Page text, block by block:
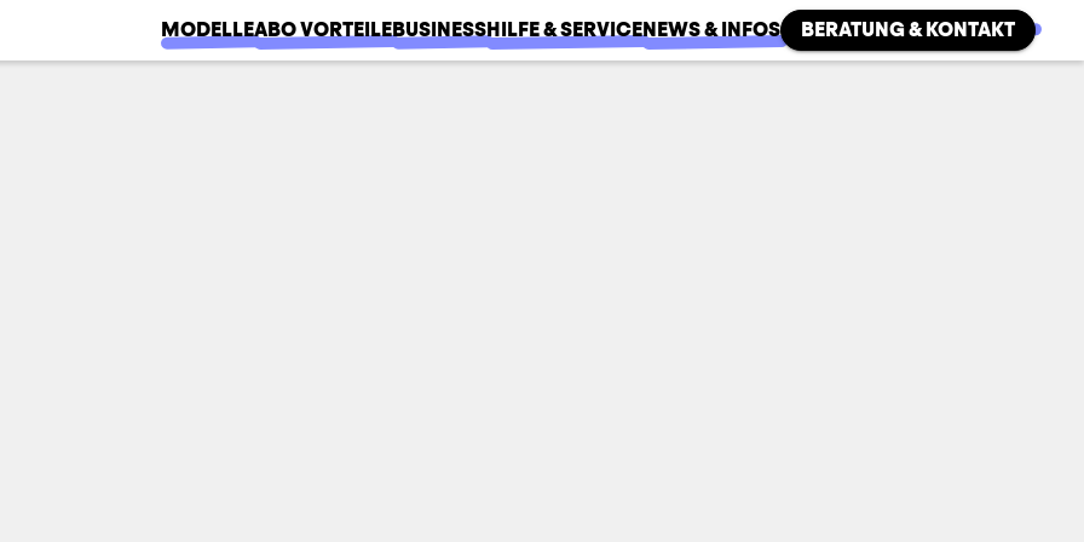
MODELLEABO VORTEILEBUSINESSHILFE & SERVICENEWS & INFOS BERATUNG & KONTAKT